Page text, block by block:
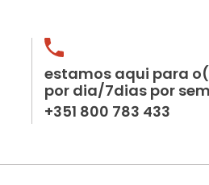
estamos aqui para
por dia/7dias por
+351 800 783 433